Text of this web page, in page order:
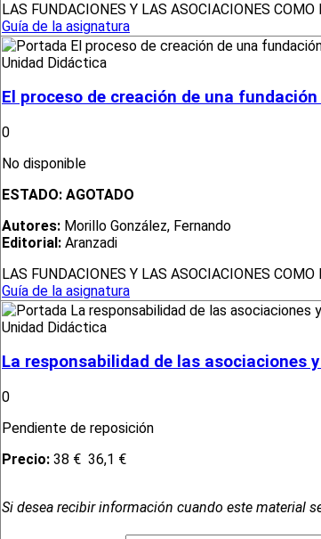
LAS FUNDACIONES Y LAS ASOCIACIONES
Guía de la asignatura
Unidad Didáctica
El proceso de creación de una fundación
0
No disponible
ESTADO: AGOTADO
Autores: Morillo González, Fernando
Editorial: Aranzadi
LAS FUNDACIONES Y LAS ASOCIACIONES
Guía de la asignatura
Unidad Didáctica
La responsabilidad de las asociaciones
0
Pendiente de reposición
Precio: 38 € 36,1 €
Si desea recibir información cuando este material